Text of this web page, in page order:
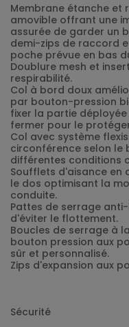
Membrane étanche et
amovible offrant une
assurée de garder un
demi-zips de raccord
poche prévue en bas
Doublure mesh et
respirabilité.
Col à bord doux
par bouton-pression
fixer la partie
fermer pour le
Col avec système
circonférence selon le
différentes conditions
Soufflets d'aisance en
le dos optimisant la
conduite.
Pattes de serrage
d'éviter le flottement.
Boucles de serrage à
bouton pression aux
sûr et personnalisé.
Zips d'expansion aux
Sécurité